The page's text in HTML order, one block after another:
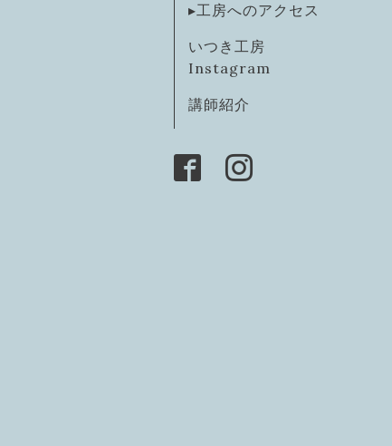
▸工房へのアクセス
いつき工房
Instagram
講師紹介